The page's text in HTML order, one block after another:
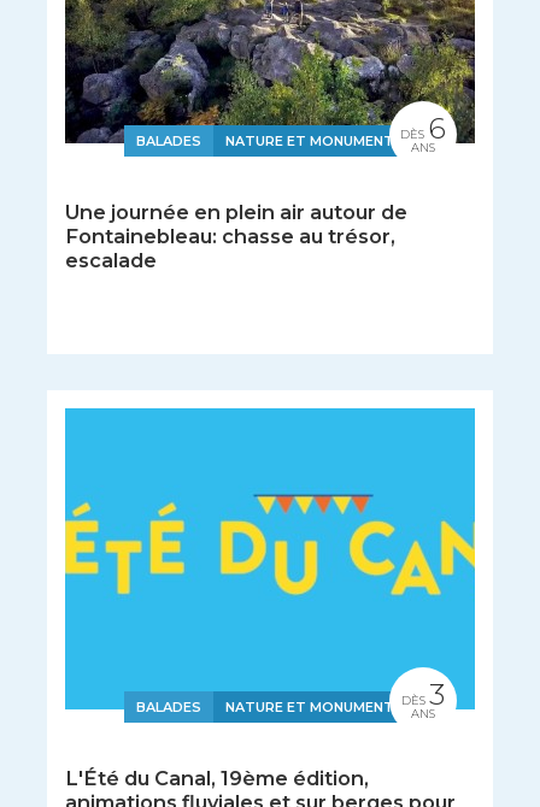
BALADES NATURE ET MONUMENTS
Une journée en plein air autour de
Fontainebleau: chasse au trésor,
escalade
DÈS 6
ANS
BALADES NATURE ET MONUMENTS
L'Été du Canal, 19ème édition,
animations fluviales et sur berges pour
DÈS 3
ANS